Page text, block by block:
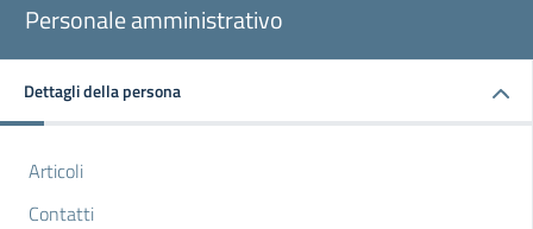
Personale amministrativo
Dettagli della persona
Articoli
Contatti